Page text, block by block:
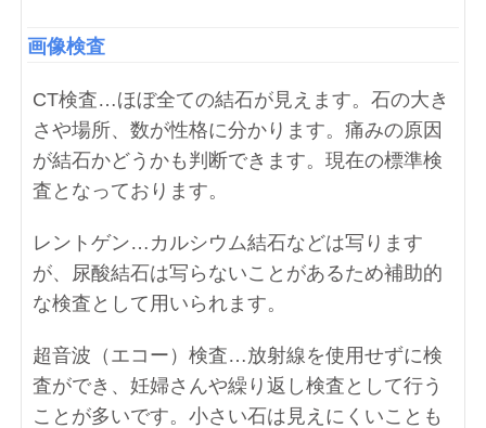
画像検査
CT検査…ほぼ全ての結石が見えます。石の大き
さや場所、数が性格に分かります。痛みの原因
が結石かどうかも判断できます。現在の標準検
査となっております。
レントゲン…カルシウム結石などは写ります
が、尿酸結石は写らないことがあるため補助的
な検査として用いられます。
超音波（エコー）検査…放射線を使用せずに検
査ができ、妊婦さんや繰り返し検査として行う
ことが多いです。小さい石は見えにくいことも